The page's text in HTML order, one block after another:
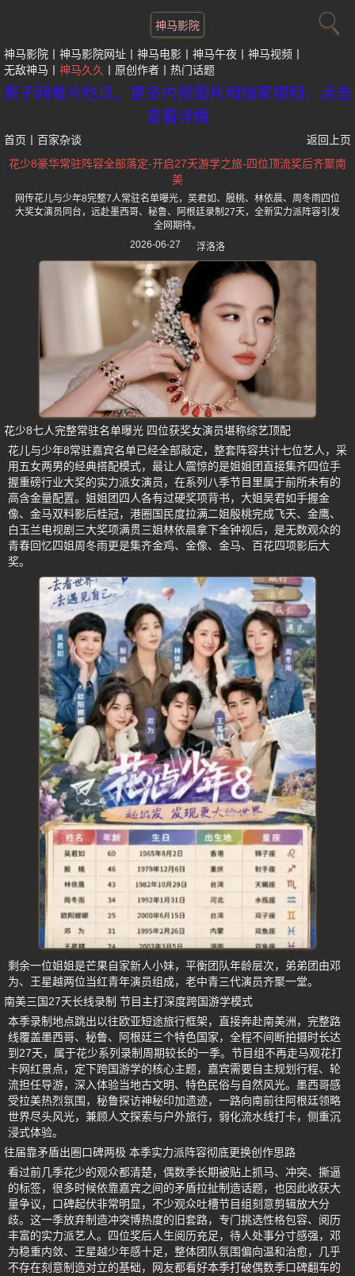
神马影院
神马影院 神马影院网址 神马电影 神马午夜
神马视频
无敌神马
神马久久 原创作者 热门话题
黑子网看片吃瓜，更多内部图片和独家视频：点击
查看详情
首页 百家杂谈
返回上页
花少8豪华常驻阵容全部落定-开启27天游学之旅-四位顶流奖后齐聚南
美
网传花儿与少年8完整7人常驻名单曝光，吴君如、殷桃、林依晨、周冬雨四位
大奖女演员同台，远赴墨西哥、秘鲁、阿根廷录制27天，全新实力派阵容引发
全网期待。
2026-06-27
浮洛洛
花少8七人完整常驻名单曝光 四位获奖女演员堪称综艺顶配
花儿与少年8常驻嘉宾名单已经全部敲定，整套阵容共计七位艺人，采
用五女两男的经典搭配模式，最让人震惊的是姐姐团直接集齐四位手
握重磅行业大奖的实力派女演员，在系列八季节目里属于前所未有的
高含金量配置。姐姐团四人各有过硬奖项背书，大姐吴君如手握金
像、金马双料影后桂冠，港圈国民度拉满二姐殷桃完成飞天、金鹰、
白玉兰电视剧三大奖项满贯三姐林依晨拿下金钟视后，是无数观众的
青春回忆四姐周冬雨更是集齐金鸡、金像、金马、百花四项影后大
奖。
剩余一位姐姐是芒果自家新人小妹，平衡团队年龄层次，弟弟团由邓
为、王星越两位当红青年演员组成，老中青三代演员齐聚一堂。
南美三国27天长线录制 节目主打深度跨国游学模式
本季录制地点跳出以往欧亚短途旅行框架，直接奔赴南美洲，完整路
线覆盖墨西哥、秘鲁、阿根廷三个特色国家，全程不间断拍摄时长达
到27天，属于花少系列录制周期较长的一季。节目组不再走马观花打
卡网红景点，定下跨国游学的核心主题，嘉宾需要自主规划行程、轮
流担任导游，深入体验当地古文明、特色民俗与自然风光。墨西哥感
受拉美热烈氛围，秘鲁探访神秘印加遗迹，一路向南前往阿根廷领略
世界尽头风光，兼顾人文探索与户外旅行，弱化流水线打卡，侧重沉
浸式体验。
往届靠矛盾出圈口碑两极 本季实力派阵容彻底更换创作思路
看过前几季花少的观众都清楚，偶数季长期被贴上抓马、冲突、撕逼
的标签，很多时候依靠嘉宾之间的矛盾拉扯制造话题，也因此收获大
量争议，口碑起伏非常明显，不少观众吐槽节目组刻意剪辑放大分
歧。这一季放弃制造冲突博热度的旧套路，专门挑选性格包容、阅历
丰富的实力派艺人。四位奖后人生阅历充足，待人处事分寸感强，邓
为稳重内敛、王星越少年感十足，整体团队氛围偏向温和治愈，几乎
不存在刻意制造对立的基础，网友都看好本季打破偶数季口碑翻车的